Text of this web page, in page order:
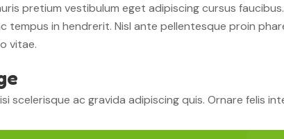
pretium vestibulum eget adipiscing cursus
tempus in hendrerit. Nisl ante pellentesque proin
vitae.
scelerisque ac gravida adipiscing quis. Ornare felis